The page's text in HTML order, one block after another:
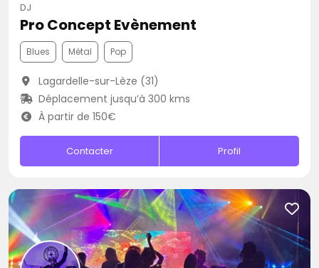
DJ
Pro Concept Evènement
Blues Métal Pop
Lagardelle-sur-Lèze (31)
Déplacement jusqu’à 300 kms
À partir de 150€
Contacter Profil